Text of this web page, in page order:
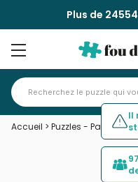
Plus de
Accueil > Puzzles - Pays :
Il